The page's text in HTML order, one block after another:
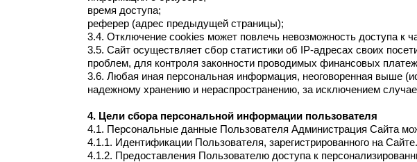
время доступа;
реферер (адрес предыдущей страницы);
3.4. Отключение cookies может повлечь невозможность доступа к
3.5. Сайт осуществляет сбор статистики об IP-адресах своих
проблем, для контроля законности проводимых финансовых
3.6. Любая иная персональная информация, неоговоренная выше
надежному хранению и нераспространению, за исключением
4. Цели сбора персональной информации пользователя
4.1. Персональные данные Пользователя Администрация Сайта
4.1.1. Идентификации Пользователя, зарегистрированного на Сайте.
4.1.2. Предоставления Пользователю доступа к